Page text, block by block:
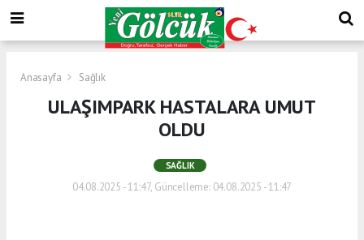
Anasayfa Sağlık
ULAŞIMPARK HASTALARA UMUT
OLDU
SAĞLIK
04.08.2025 - 11:47, Güncelleme: 04.08.2025 - 11:47